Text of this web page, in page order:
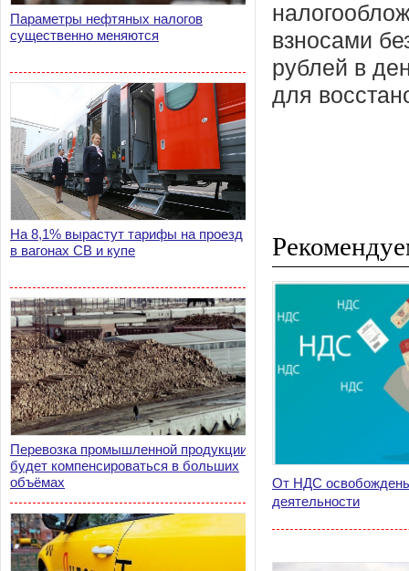
Параметры нефтяных налогов
существенно меняются
На 8,1% вырастут тарифы на проезд
в вагонах СВ и купе
Перевозка промышленной продукции
будет компенсироваться в больших
объёмах
взносами
рублей в
для
От НДС
деятельности